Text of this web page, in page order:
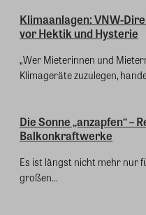
Klimaanlagen: VNW-
vor Hektik und Hysterie
„Wer Mieterinnen und
Klimageräte zuzulegen,
Die Sonne „anzapfen“ –
Balkonkraftwerke
Es ist längst nicht mehr nur
großen...